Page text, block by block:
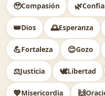
🥹Compasión 🌿
👑Dios 🌅Esperanza
💪Fortaleza 😊Gozo
⚖️Justicia 🕊Libertad
💖Misericordia 🙌